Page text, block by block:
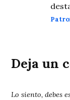
Deja un
Lo siento, debes